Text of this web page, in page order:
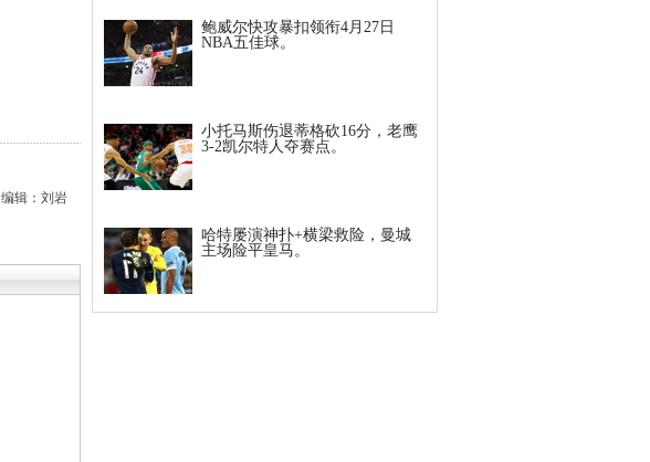
鲍威尔快攻暴扣领衔4月27日
NBA五佳球。
小托马斯伤退蒂格砍16分，老鹰
3-2凯尔特人夺赛点。
哈特屡演神扑+横梁救险，曼城
主场险平皇马。
编辑：刘岩